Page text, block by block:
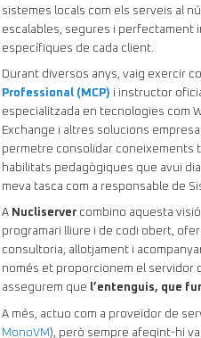
sistemes locals com els serveis al
escalables, segures i perfectament
específiques de cada client.
Durant diversos anys, vaig exercir
Professional (MCP) i instructor
especialitzada en tecnologies com
Exchange i altres solucions
permetre consolidar coneixements
habilitats pedagògiques que avui
meva tasca com a responsable de
A Nucliserver combino aquesta
programari lliure i de codi obert,
consultoria, allotjament i
només et proporcionem el servidor
assegurem que l’entenguis, que
A més, actuo com a proveïdor de
MonoVM ), però sempre afegint-hi